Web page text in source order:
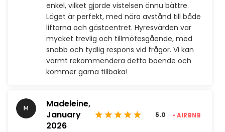
enkel, vilket gjorde vistelsen ännu bättre.
Läget är perfekt, med nära avstånd till både
liftarna och gästcentret. Hyresvärden var
mycket trevlig och tillmötesgående, med
snabb och tydlig respons vid frågor. Vi kan
varmt rekommendera detta boende och
kommer gärna tillbaka!
Madeleine,
January
2026
5.0 • AIRBNB